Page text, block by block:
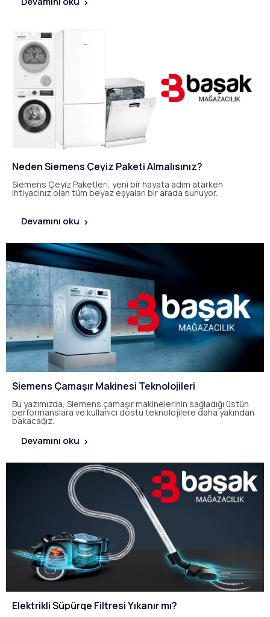
Neden Siemens Çeyiz Paketi Almalısınız?
Siemens Çeyiz Paketleri, yeni bir hayata adım atarken
ihtiyacınız olan tüm beyaz eşyaları bir arada sunuyor.
Devamını oku
Siemens Çamaşır Makinesi Teknolojileri
Bu yazımızda, Siemens çamaşır makinelerinin sağladığı üstün
performanslara ve kullanıcı dostu teknolojilere daha yakından
bakacağız.
Devamını oku
Elektrikli Süpürge Filtresi Yıkanır mı?